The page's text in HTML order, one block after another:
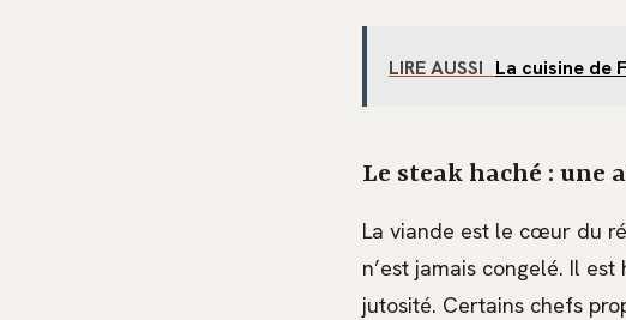
LIRE AUSSI La cuisine de
Le steak haché :
La viande est le cœur du
n’est jamais congelé. Il
jutosité. Certains chefs